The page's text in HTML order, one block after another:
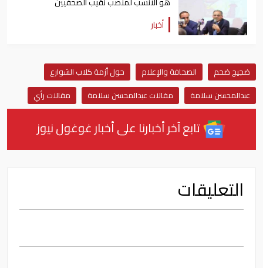
أخبار
ضجيج ضخم الصحافة والإعلام
حول أزمة كلاب الشوارع
عبدالمحسن سلامة
مقالات عبدالمحسن سلامة مقالات رأي
تابع آخر أخبارنا على أخبار غوغول نيوز
التعليقات